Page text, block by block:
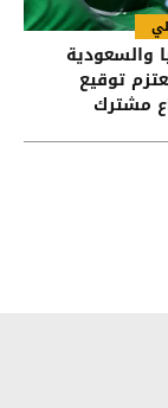
والسعودية
توقيع
مشترك